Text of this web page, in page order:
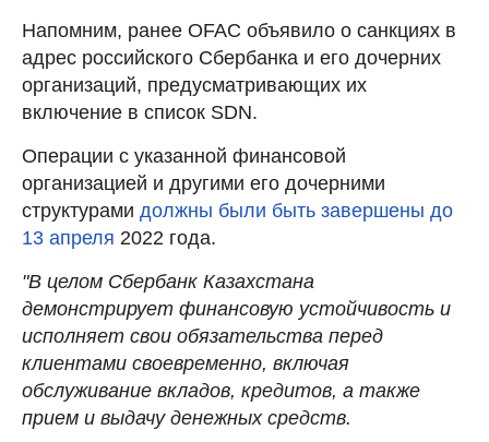
Напомним, ранее OFAC объявило о санкциях в
адрес российского Сбербанка и его дочерних
организаций, предусматривающих их
включение в список SDN.
Операции с указанной финансовой
организацией и другими его дочерними
структурами должны были быть завершены до
13 апреля 2022 года.
"В целом Сбербанк Казахстана
демонстрирует финансовую устойчивость и
исполняет свои обязательства перед
клиентами своевременно, включая
обслуживание вкладов, кредитов, а также
прием и выдачу денежных средств.